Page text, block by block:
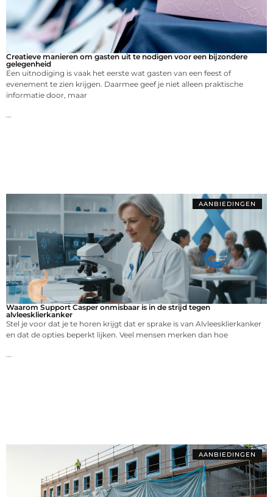
Creatieve manieren om gasten uit te nodigen voor een bijzondere
gelegenheid
Een uitnodiging is vaak het eerste wat gasten van een feest of
evenement te zien krijgen. Daarmee geef je niet alleen praktische
informatie door, maar
...
AANBIEDINGEN
Waarom Support Casper onmisbaar is in de strijd tegen
alvleesklierkanker
Stel je voor dat je te horen krijgt dat er sprake is van Alvleesklierkanker
en dat de opties beperkt lijken. Veel mensen merken dan hoe
...
AANBIEDINGEN